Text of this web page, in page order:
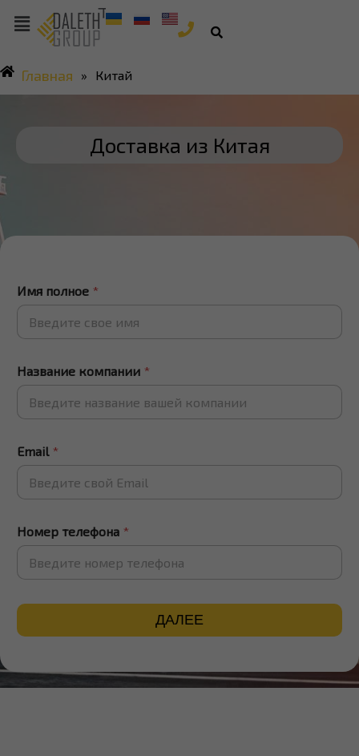
Главная » Китай
Доставка из Китая
Имя полное *
Название компании *
Email *
Номер телефона *
ДАЛЕЕ